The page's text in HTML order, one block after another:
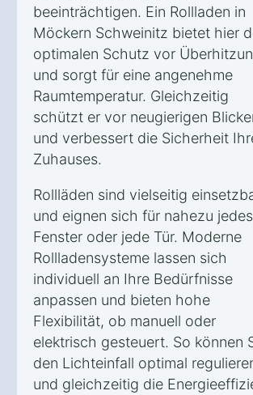
beeinträchtigen. Ein Rollladen in
Möckern Schweinitz bietet hier
optimalen Schutz vor
und sorgt für eine angenehme
Raumtemperatur. Gleichzeitig
schützt er vor neugierigen
und verbessert die Sicherheit
Zuhauses.
Rollläden sind vielseitig
und eignen sich für nahezu jedes
Fenster oder jede Tür. Moderne
Rollladensysteme lassen sich
individuell an Ihre Bedürfnisse
anpassen und bieten hohe
Flexibilität, ob manuell oder
elektrisch gesteuert. So können
den Lichteinfall optimal
und gleichzeitig die